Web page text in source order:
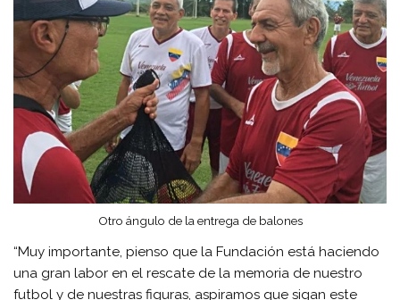
Otro ángulo de la entrega de balones
“Muy importante, pienso que la Fundación está haciendo
una gran labor en el rescate de la memoria de nuestro
futbol y de nuestras figuras, aspiramos que sigan este